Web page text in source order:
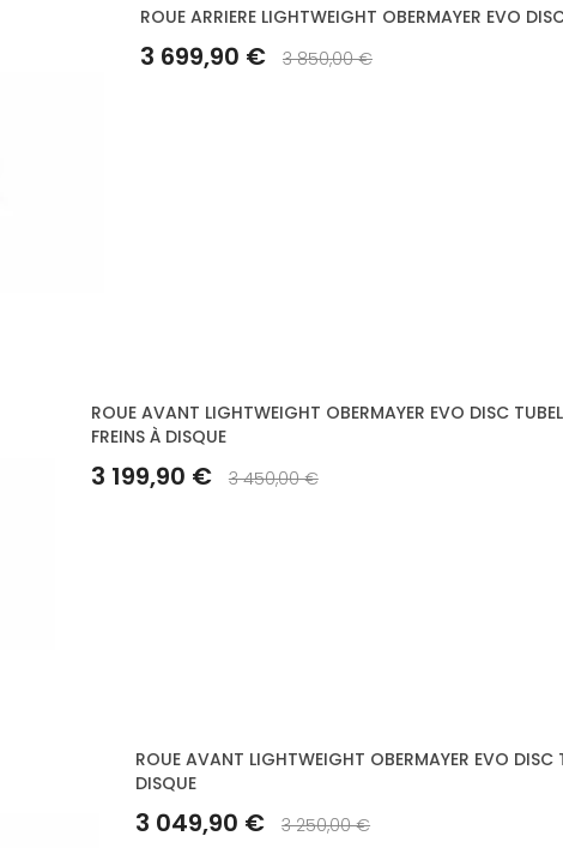
ROUE ARRIERE LIGHTWEIGHT OBERMAYER EVO
3 699,90 € 3 850,00 €
ROUE AVANT LIGHTWEIGHT OBERMAYER EVO DISC
FREINS À DISQUE
3 199,90 € 3 450,00 €
ROUE AVANT LIGHTWEIGHT OBERMAYER EVO DISC
DISQUE
3 049,90 € 3 250,00 €